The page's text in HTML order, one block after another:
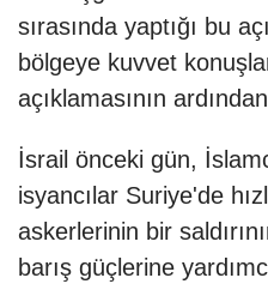
sırasında yaptığı bu
bölgeye kuvvet
açıklamasının
İsrail önceki gün,
isyancılar Suriye'de
askerlerinin bir
barış güçlerine